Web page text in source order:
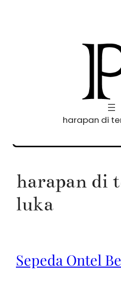
harapan di
harapan di
luka
Sepeda Ontel